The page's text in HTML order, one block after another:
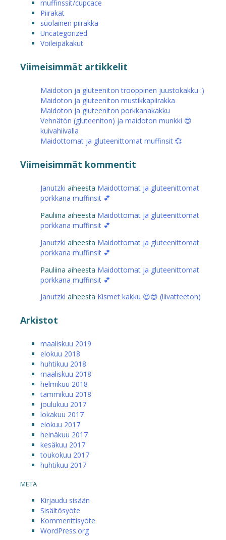
muffinssit/cupcace
Piirakat
suolainen piirakka
Uncategorized
Voileipäkakut
Viimeisimmät artikkelit
Maidoton ja gluteeniton trooppinen juustokakku :)
Maidoton ja gluteeniton mustikkapiirakka
Maidoton ja gluteeniton porkkanakakku
Vehnätön (gluteeniton) ja maidoton munkki 😍
kuivahiivalla
Maidottomat ja gluteenittomat muffinsit 💞
Viimeisimmät kommentit
Janutzki aiheesta Maidottomat ja gluteenittomat
porkkana muffinsit 💕
Pauliina aiheesta Maidottomat ja gluteenittomat
porkkana muffinsit 💕
Janutzki aiheesta Maidottomat ja gluteenittomat
porkkana muffinsit 💕
Pauliina aiheesta Maidottomat ja gluteenittomat
porkkana muffinsit 💕
Janutzki aiheesta Kismet kakku 😍😍 (liivatteeton)
Arkistot
maaliskuu 2019
elokuu 2018
huhtikuu 2018
maaliskuu 2018
helmikuu 2018
tammikuu 2018
joulukuu 2017
lokakuu 2017
elokuu 2017
heinäkuu 2017
kesäkuu 2017
toukokuu 2017
huhtikuu 2017
META
Kirjaudu sisään
Sisältösyöte
Kommenttisyöte
WordPress.org